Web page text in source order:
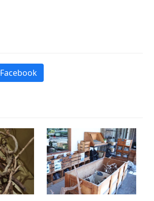
Facebook